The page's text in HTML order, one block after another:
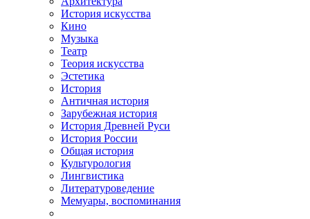
История искусства
Кино
Музыка
Театр
Теория искусства
Эстетика
История
Античная история
Зарубежная история
История Древней Руси
История России
Общая история
Культурология
Лингвистика
Литературоведение
Мемуары, воспоминания